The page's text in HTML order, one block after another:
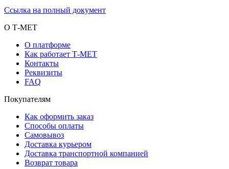
Ссылка на полный документ
О Т-МЕТ
О платформе
Как работает Т-МЕТ
Контакты
Реквизиты
FAQ
Покупателям
Как оформить заказ
Способы оплаты
Самовывоз
Доставка курьером
Доставка транспортной компанией
Возврат товара